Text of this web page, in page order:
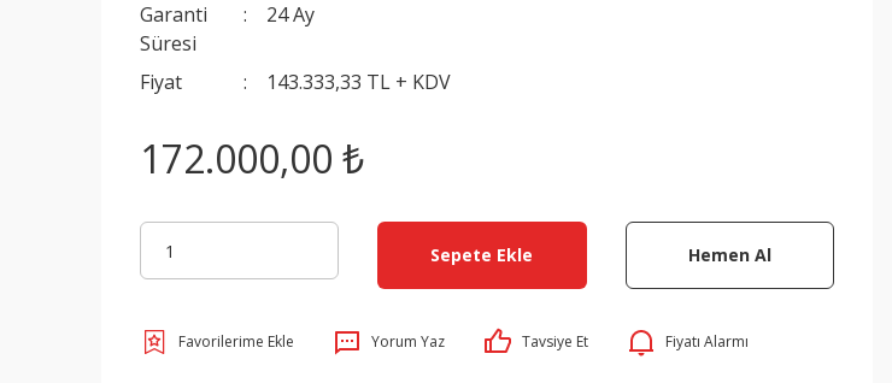
Garanti
Süresi
24 Ay
Fiyat 143.333,33 TL + KDV
172.000,00 ₺
Sepete Ekle Hemen Al
Yorum Yaz Tavsiye Et Fiyatı Alarmı